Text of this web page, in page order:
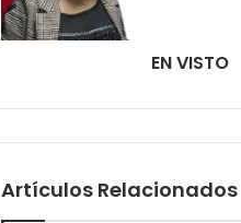
EN VISTO
Artículos Relacionados